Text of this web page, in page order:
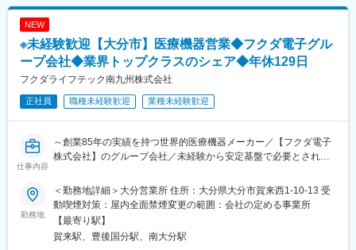
NEW
※未経験歓迎【大分市】医療機器営業◆フクダ電子グル
ープ会社◆業界トップクラスのシェア◆年休129日
フクダライフテック南九州株式会社
正社員 職種未経験歓迎 業種未経験歓迎
仕事内容
～創業85年の実績を持つ世界的医療機器メーカー／【フクダ電子
株式会社】のグループ会社／未経験から安定基盤で必要とされ続
■業務内容
大学病院／クリニックの医療従事者に向けた在宅医療機器レンタ
ル提案をお任せします！
既存顧客がメインで、既存8（大学・クリニック）：新規2（開業
勤務地
＜勤務地詳細＞大分営業所 住所：大分県大分市賀来西1-10-13 受
動喫煙対策：屋内全面禁煙変更の範囲：会社の定める事業所
【最寄り駅】
賀来駅、豊後国分駅、南大分駅